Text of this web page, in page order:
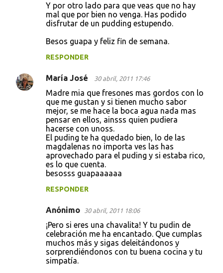
Y por otro lado para que veas que no hay
mal que por bien no venga. Has podido
disfrutar de un pudding estupendo.
Besos guapa y feliz fin de semana.
RESPONDER
María José 30 abril, 2011 17:46
Madre mia que fresones mas gordos con lo
que me gustan y si tienen mucho sabor
mejor, se me hace la boca agua nada mas
pensar en ellos, ainsss quien pudiera
hacerse con unoss.
El puding te ha quedado bien, lo de las
magdalenas no importa ves las has
aprovechado para el puding y si estaba rico,
es lo que cuenta.
besosss guapaaaaaa
RESPONDER
Anónimo 30 abril, 2011 18:06
¡Pero si eres una chavalita! Y tu pudin de
celebración me ha encantado. Que cumplas
muchos más y sigas deleitándonos y
sorprendiéndonos con tu buena cocina y tu
simpatía.